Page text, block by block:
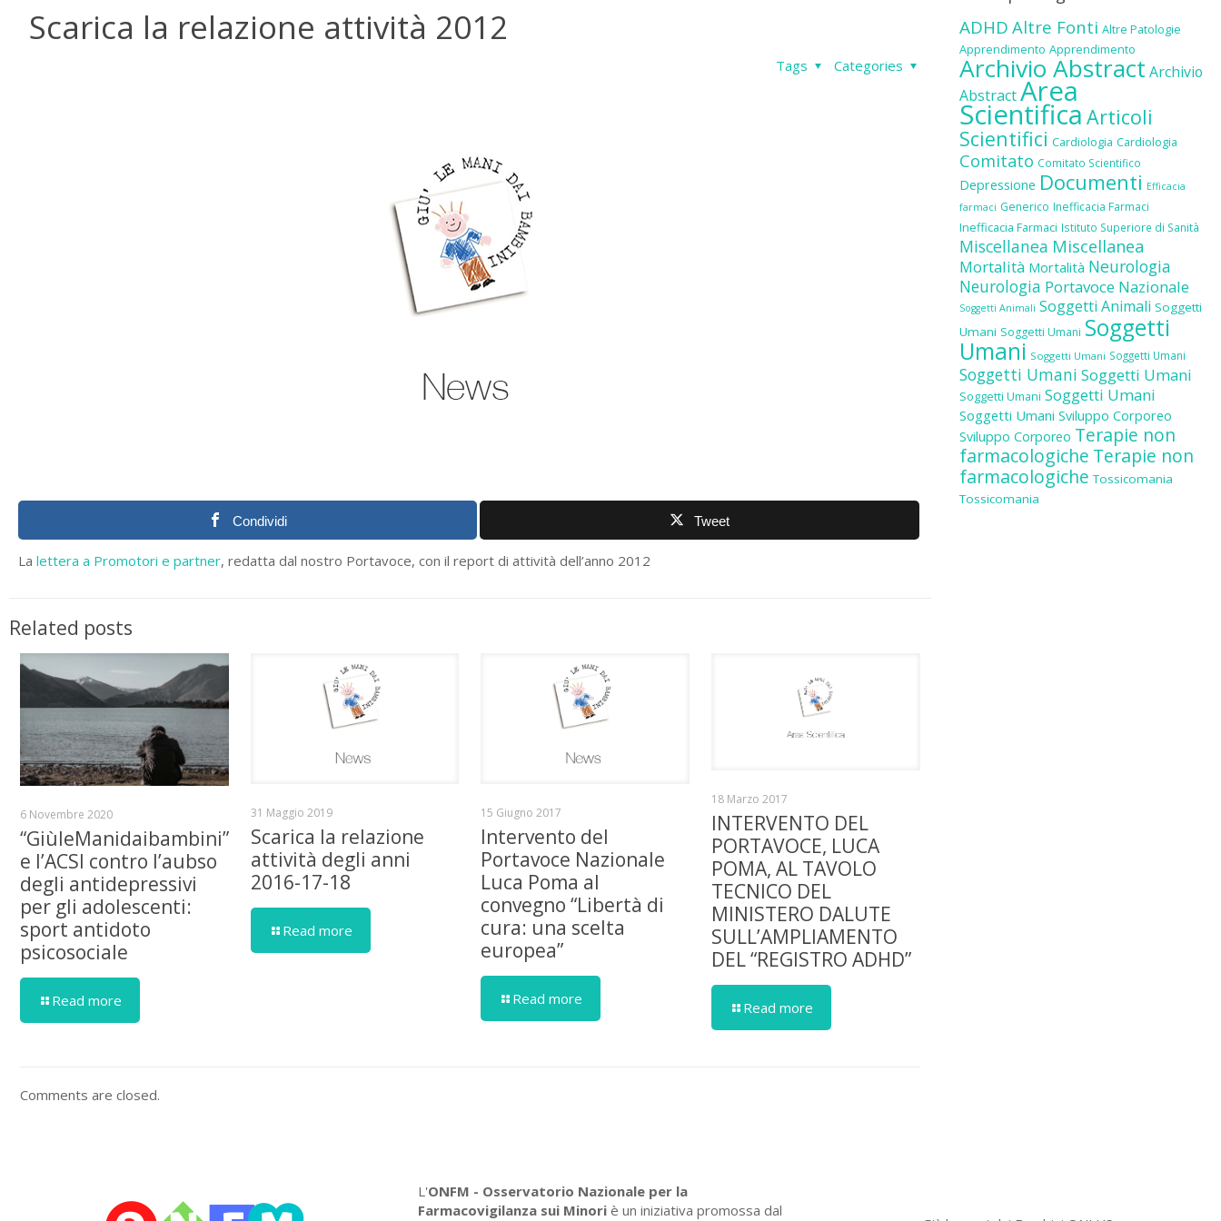
Scarica la relazione attività 2012
Categories
Tags
Condividi Tweet
Lalettera a Promotori e partner, redatta dal nostro Portavoce, con il report di attività dell’anno 2012
Related posts
6 Novembre 2020
“GiùleManidaibambini”
e l’ACSI contro l’aubso
degli antidepressivi
per gli adolescenti:
sport antidoto
psicosociale
Read more
31 Maggio 2019
Scarica la relazione
attività degli anni
2016-17-18
Read more
15 Giugno 2017
Intervento del
Portavoce Nazionale
Luca Poma al
convegno “Libertà di
cura: una scelta
europea”
Read more
18 Marzo 2017
INTERVENTO DEL
PORTAVOCE, LUCA
POMA, AL TAVOLO
TECNICO DEL
MINISTERO DALUTE
SULL’AMPLIAMENTO
DEL “REGISTRO ADHD”
Read more
Comments are closed.
ADHD Altre Fonti Altre Patologie
Apprendimento Apprendimento
Archivio Abstract Archivio
AbstractArea
Scientifica Articoli
Scientifici Cardiologia Cardiologia
Comitato Comitato Scientifico
Depressione Documenti Efficacia
farmaci Generico Inefficacia Farmaci
Inefficacia Farmaci Istituto Superiore di Sanità
Miscellanea Miscellanea
Mortalità Mortalità Neurologia
Neurologia Portavoce Nazionale
Soggetti Animali Soggetti Animali Soggetti
Umani Soggetti Umani Soggetti
Umani Soggetti Umani Soggetti Umani
Soggetti Umani Soggetti Umani
Soggetti Umani Soggetti Umani
Soggetti Umani Sviluppo Corporeo
Sviluppo Corporeo Terapie non
farmacologiche Terapie non
farmacologiche Tossicomania
Tossicomania
L'ONFM - Osservatorio Nazionale per la
Farmacovigilanza sui Minori è un iniziativa promossa dal